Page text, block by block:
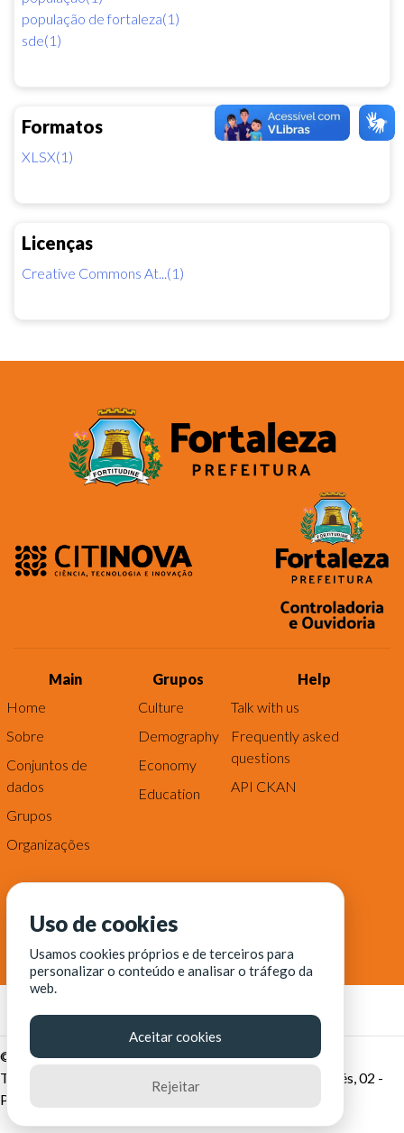
população de fortaleza(1)
sde(1)
Formatos
XLSX(1)
Licenças
Creative Commons At...(1)
Main
Home
Sobre
Conjuntos de
dados
Grupos
Organizações
Grupos
Culture
Demography
Economy
Education
Help
Talk with us
Frequently asked
questions
API CKAN
© Fortaleza Digital || CITINOVA - Fundação de Ciência,
Tecnologia e Inovação de Fortaleza - Rua dos Tremembés, 02 -
Praia de Iracema - Fortaleza-CE
Uso de cookies
Usamos cookies próprios e de terceiros para
personalizar o conteúdo e analisar o tráfego da
web.
Aceitar cookies
Rejeitar